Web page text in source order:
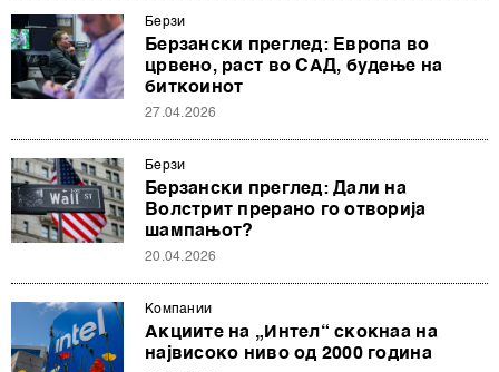
Берзи
Берзански преглед: Европа во
црвено, раст во САД, будење на
биткоинот
27.04.2026
Берзи
Берзански преглед: Дали на
Волстрит прерано го отворија
шампањот?
20.04.2026
Компании
Акциите на „Интел“ скокнаа на
највисоко ниво од 2000 година